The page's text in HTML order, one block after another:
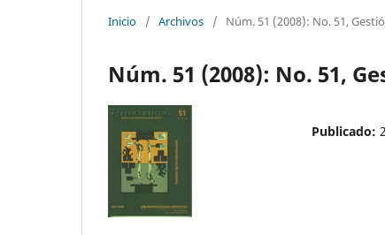
Inicio / Archivos / Núm. 51 (2008): No. 51,
Núm. 51 (2008): No. 51,
Publicado: